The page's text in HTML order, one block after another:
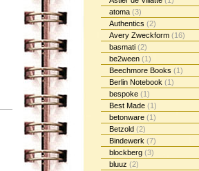
atoma (3)
Authentics (2)
Avery Zweckform (16)
basmati (2)
be2ween (1)
Beechmore Books (1)
Berlin Notebook (1)
bespoke (1)
Best Made (1)
betonware (1)
Betzold (2)
Bindewerk (7)
blockberg (3)
bluuz (2)